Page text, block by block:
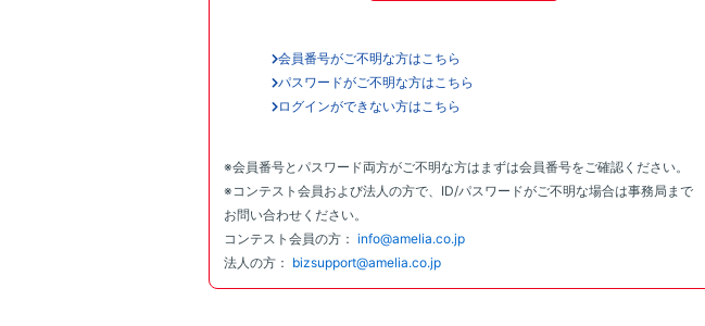
会員番号がご不明な方はこちら
パスワードがご不明な方はこちら
ログインができない方はこちら
※会員番号とパスワード両方がご不明な方はまずは会員番号をご確認ください。
※コンテスト会員および法人の方で、ID/パスワードがご不明な場合は事務局まで
お問い合わせください。
コンテスト会員の方： info@amelia.co.jp
法人の方： bizsupport@amelia.co.jp